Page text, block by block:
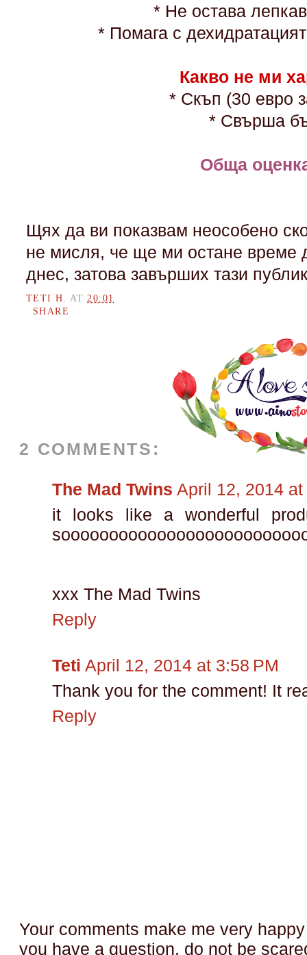
* Не остава
* Помага с
Какво не ми
* Скъп (30 евро
* Свърша
Обща
Щях да ви показвам неособено
не мисля, че ще ми остане време
днес, затова завърших тази
TETI H.AT20:01
SHARE
2 COMMENTS:
The Mad Twins April 12, 2014 at
it looks like a wonderful
xxx The Mad Twins
Reply
Teti April 12, 2014 at 3:58 PM
Thank you for the comment! It
Reply
Your comments make me very
you have a question, do not be